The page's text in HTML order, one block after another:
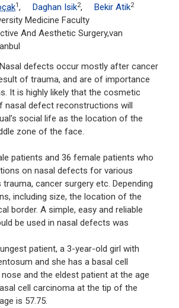
1, Daghan Isik2, Bekir Atik2
Medicine Faculty
And Aesthetic Surgery,van
Nasal defects occur mostly after cancer
of trauma, and are of importance
It is highly likely that the cosmetic
nasal defect reconstructions will
social life as the location of the
zone of the face.
patients and 36 female patients who
on nasal defects for various
cancer surgery etc. Depending
including size, the location of the
border. A simple, easy and reliable
be used in nasal defects was
patient, a 3-year-old girl with
and she has a basal cell
and the eldest patient at the age
cell carcinoma at the tip of the
is 57.75.